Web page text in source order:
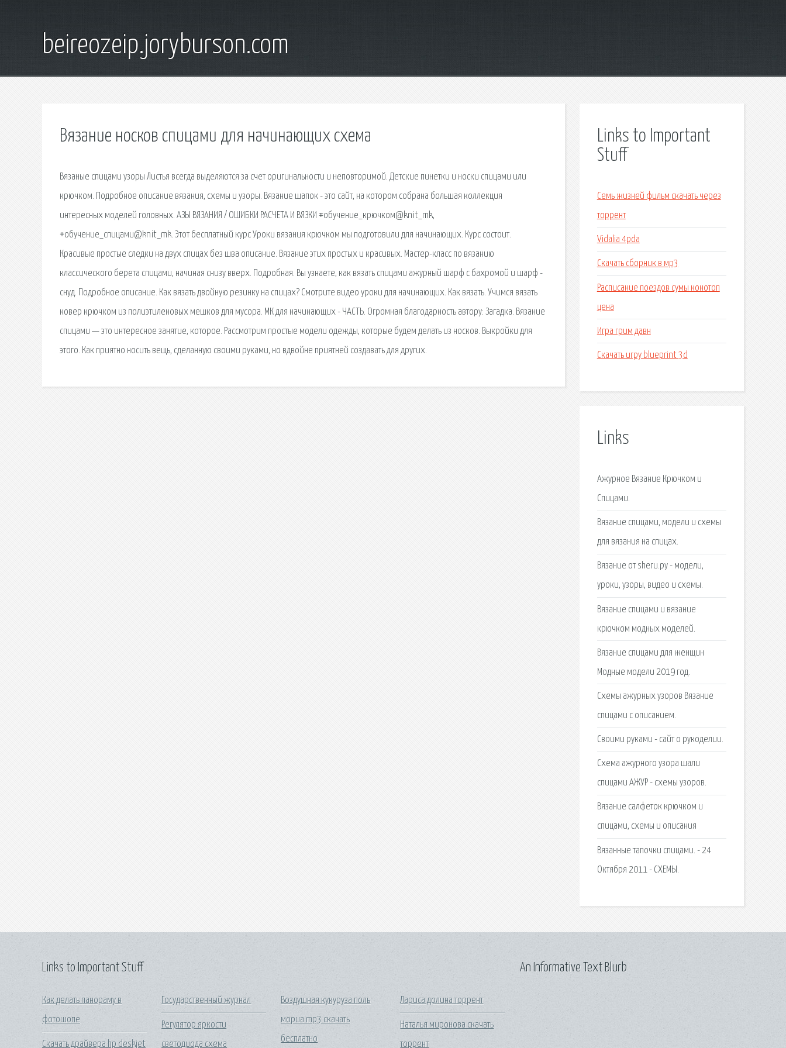
beireozeip.joryburson.com
Вязание носков спицами для начинающих схема
Вязаные спицами узоры Листья всегда выделяются за счет оригинальности и неповторимой. Детские пинетки и носки спицами или
крючком. Подробное описание вязания, схемы и узоры. Вязание шапок - это сайт, на котором собрана большая коллекция
интересных моделей головных. АЗЫ ВЯЗАНИЯ / ОШИБКИ РАСЧЕТА И ВЯЗКИ #обучение_крючком@knit_mk,
#обучение_спицами@knit_mk. Этот бесплатный курс Уроки вязания крючком мы подготовили для начинающих. Курс состоит.
Красивые простые следки на двух спицах без шва описание. Вязание этих простых и красивых. Мастер-класс по вязанию
классического берета спицами, начиная снизу вверх. Подробная. Вы узнаете, как вязать спицами ажурный шарф с бахромой и шарф -
снуд. Подробное описание. Как вязать двойную резинку на спицах? Смотрите видео уроки для начинающих. Как вязать. Учимся вязать
ковер крючком из полиэтиленовых мешков для мусора. МК для начинающих - ЧАСТЬ. Огромная благодарность автору: Загадка. Вязание
спицами — это интересное занятие, которое. Рассмотрим простые модели одежды, которые будем делать из носков. Выкройки для
этого. Как приятно носить вещь, сделанную своими руками, но вдвойне приятней создавать для других.
Links to Important
Stuff
Семь жизней фильм скачать через
торрент
Vidalia 4pda
Скачать сборник в мр3
Расписание поездов сумы конотоп
цена
Игра грим давн
Скачать игру blueprint 3d
Links
Ажурное Вязание Крючком и
Спицами.
Вязание спицами, модели и схемы
для вязания на спицах.
Вязание от sheru.ру - модели,
уроки, узоры, видео и схемы.
Вязание спицами и вязание
крючком модных моделей.
Вязание спицами для женщин
Модные модели 2019 год.
Схемы ажурных узоров Вязание
спицами с описанием.
Своими руками - сайт о рукоделии.
Схема ажурного узора шали
спицами АЖУР - схемы узоров.
Вязание салфеток крючком и
спицами, схемы и описания
Вязанные тапочки спицами. - 24
Октября 2011 - СХЕМЫ.
Links to Important Stuff
Как делать панораму в
фотошопе
Скачать драйвера hp deskjet
Государственный журнал
Регулятор яркости
светодиода схема
Воздушная кукуруза поль
мориа mp3 скачать
бесплатно
Лариса долина торрент
Наталья миронова скачать
торрент
An Informative Text Blurb